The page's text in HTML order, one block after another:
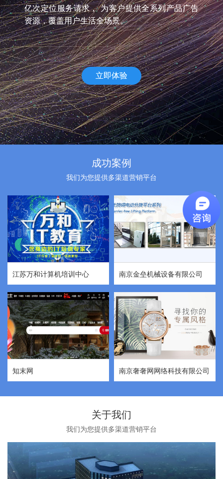
亿次定位服务请求， 为客户提供全系列产品广告
资源，覆盖用户生活全场景。
立即体验
成功案例
我们为您提供多渠道营销平台
江苏万和计算机培训中心 南京金垒机械设备有限公司
知末网 南京奢奢网网络科技有限公司
关于我们
我们为您提供多渠道营销平台